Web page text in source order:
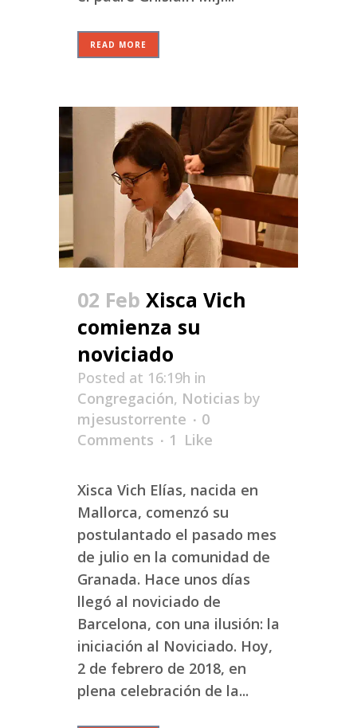
READ MORE
02 Feb Xisca Vich
comienza su
noviciado
Posted at 16:19h in
Congregación, Noticias by
mjesustorrente
0
Comments
1 Like
Xisca Vich Elías, nacida en
Mallorca, comenzó su
postulantado el pasado mes
de julio en la comunidad de
Granada. Hace unos días
llegó al noviciado de
Barcelona, con una ilusión: la
iniciación al Noviciado. Hoy,
2 de febrero de 2018, en
plena celebración de la...